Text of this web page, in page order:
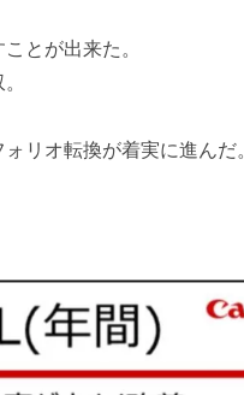
とが出来た。
リオ転換が着実に進んだ。